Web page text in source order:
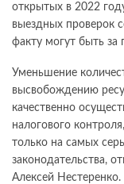
открытых в 2022
выездных проверок
факту могут быть за
Уменьшение
высвобождению
качественно
налогового
только на самых
законодательства,
Алексей Нестеренко.